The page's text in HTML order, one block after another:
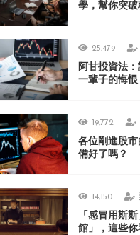
學，幫你突
25,479
阿甘投資法
一輩子的悔恨
19,772
各位剛進股
備好了嗎？
14,150
「感冒用斯
館」，這些